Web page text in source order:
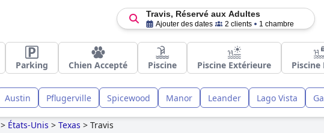
Travis, Réservé aux Adultes
Ajouter des dates 2 clients 1 chambre
Parking Chien Accepté Piscine Piscine Extérieure Piscine
Austin Pflugerville Spicewood Manor Leander Lago Vista
> États-Unis > Texas > Travis